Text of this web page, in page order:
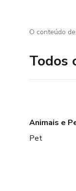
O conteúdo
Todos
Animais e
Pet